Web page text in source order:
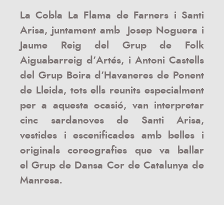
LaCobla La Flama de Farners i Santi
Arisa, juntament amb
Josep Noguera i
Jaume Reig del Grup de Folk
Aiguabarreig d’Artés, i Antoni Castells
del
Grup Boira d’Havaneres de Ponent
de Lleida, tots ells reunits especialment
per a aquesta ocasió,
van interpretar
cinc sardanoves de Santi Arisa,
vestides i escenificades amb belles i
originals coreografies que va ballar
elGrup de Dansa Cor de Catalunya de
Manresa.